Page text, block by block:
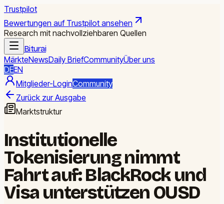
Trustpilot
Bewertungen auf Trustpilot ansehen
Research mit nachvollziehbaren Quellen
Biturai
MärkteNewsDaily BriefCommunityÜber uns
DEEN
Mitglieder-LoginCommunity
Zurück zur Ausgabe
Marktstruktur
Institutionelle
Tokenisierung nimmt
Fahrt auf: BlackRock und
Visa unterstützen OUSD